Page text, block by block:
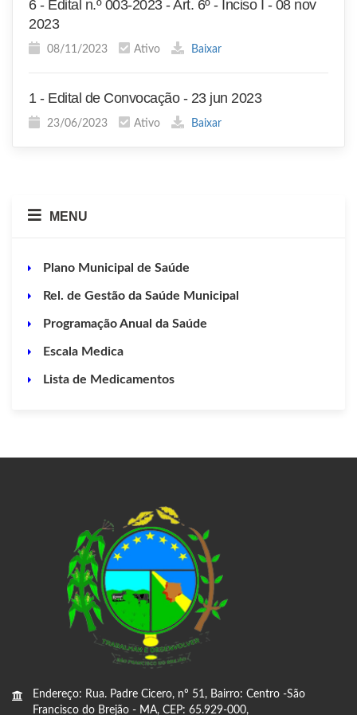
6 - Edital n.º 003-2023 - Art. 6º - Inciso I - 08 nov
2023
08/11/2023 Ativo Baixar
1 - Edital de Convocação - 23 jun 2023
23/06/2023 Ativo Baixar
MENU
Plano Municipal de Saúde
Rel. de Gestão da Saúde Municipal
Programação Anual da Saúde
Escala Medica
Lista de Medicamentos
Endereço: Rua. Padre Cicero, nº 51, Bairro: Centro -São
Francisco do Brejão - MA, CEP: 65.929-000,